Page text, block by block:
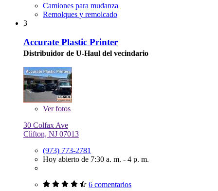
Camiones para mudanza
Remolques y remolcado
3
Accurate Plastic Printer
Distribuidor de U-Haul del vecindario
Verfotos
30 Colfax Ave
Clifton, NJ 07013
(973) 773-2781
Hoy abierto de 7:30 a. m. - 4 p. m.
6 comentarios